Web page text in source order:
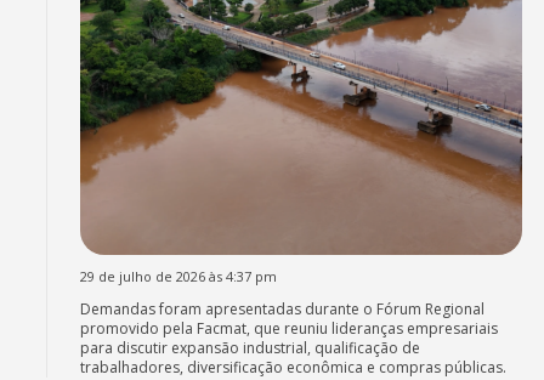
29 de julho de 2026 às 4:37 pm
Demandas foram apresentadas durante o Fórum Regional
promovido pela Facmat, que reuniu lideranças empresariais
para discutir expansão industrial, qualificação de
trabalhadores, diversificação econômica e compras públicas.